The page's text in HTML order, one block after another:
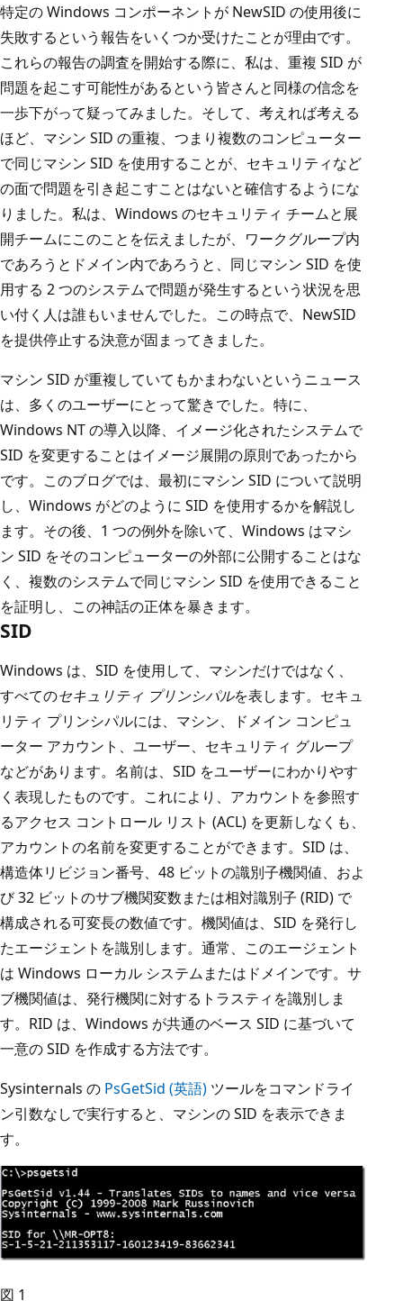
特定の Windows コンポーネントが NewSID の使用後に
失敗するという報告をいくつか受けたことが理由です。
これらの報告の調査を開始する際に、私は、重複 SID が
問題を起こす可能性があるという皆さんと同様の信念を
一歩下がって疑ってみました。そして、考えれば考える
ほど、マシン SID の重複、つまり複数のコンピューター
で同じマシン SID を使用することが、セキュリティなど
の面で問題を引き起こすことはないと確信するようにな
りました。私は、Windows のセキュリティ チームと展
開チームにこのことを伝えましたが、ワークグループ内
であろうとドメイン内であろうと、同じマシン SID を使
用する 2 つのシステムで問題が発生するという状況を思
い付く人は誰もいませんでした。この時点で、NewSID
を提供停止する決意が固まってきました。
マシン SID が重複していてもかまわないというニュース
は、多くのユーザーにとって驚きでした。特に、
Windows NT の導入以降、イメージ化されたシステムで
SID を変更することはイメージ展開の原則であったから
です。このブログでは、最初にマシン SID について説明
し、Windows がどのように SID を使用するかを解説し
ます。その後、1 つの例外を除いて、Windows はマシ
ン SID をそのコンピューターの外部に公開することはな
く、複数のシステムで同じマシン SID を使用できること
を証明し、この神話の正体を暴きます。
SID
Windows は、SID を使用して、マシンだけではなく、
すべてのセキュリティ プリンシパルを表します。セキュ
リティ プリンシパルには、マシン、ドメイン コンピュ
ーター アカウント、ユーザー、セキュリティ グループ
などがあります。名前は、SID をユーザーにわかりやす
く表現したものです。これにより、アカウントを参照す
るアクセス コントロール リスト (ACL) を更新しなくも、
アカウントの名前を変更することができます。SID は、
構造体リビジョン番号、48 ビットの識別子機関値、およ
び 32 ビットのサブ機関変数または相対識別子 (RID) で
構成される可変長の数値です。機関値は、SID を発行し
たエージェントを識別します。通常、このエージェント
は Windows ローカル システムまたはドメインです。サ
ブ機関値は、発行機関に対するトラスティを識別しま
す。RID は、Windows が共通のベース SID に基づいて
一意の SID を作成する方法です。
Sysinternals の PsGetSid (英語) ツールをコマンドライ
ン引数なしで実行すると、マシンの SID を表示できま
す。
図 1